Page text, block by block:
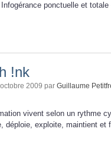
ponctuelle et
!nk
2009 par Guillaume
vivent selon un rythme
déploie, exploite, maintient